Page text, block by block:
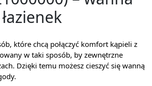
które chcą połączyć komfort kąpieli z
w taki sposób, by zewnętrzne
Dzięki temu możesz cieszyć się wanną